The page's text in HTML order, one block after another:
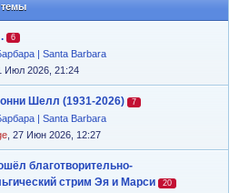
6
| Santa Barbara
1 Июл 2026, 21:24
Шелл (1931-2026) 7
| Santa Barbara
, 27 Июн 2026, 12:27
благотворительно-
стрим Эя и Марси
20